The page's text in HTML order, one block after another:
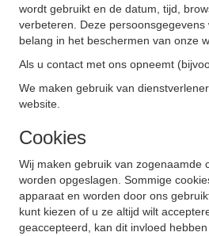
wordt gebruikt en de datum, tijd,
verbeteren. Deze
belang in het beschermen van onze
Als u contact met ons opneemt
We maken gebruik van
website.
Cookies
Wij maken gebruik van zogenaamde
worden opgeslagen. Sommige
apparaat en worden door ons
kunt kiezen of u ze altijd wilt
geaccepteerd, kan dit invloed